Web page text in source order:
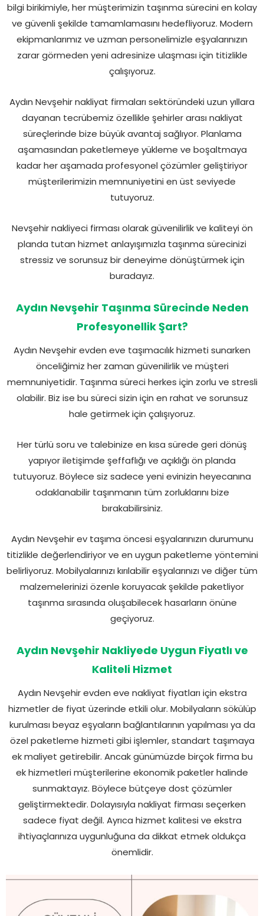
bilgi birikimiyle, her müşterimizin taşınma sürecini en kolay
ve güvenli şekilde tamamlamasını hedefliyoruz. Modern
ekipmanlarımız ve uzman personelimizle eşyalarınızın
zarar görmeden yeni adresinize ulaşması için titizlikle
çalışıyoruz.
Aydın Nevşehir nakliyat firmaları sektöründeki uzun yıllara
dayanan tecrübemiz özellikle şehirler arası nakliyat
süreçlerinde bize büyük avantaj sağlıyor. Planlama
aşamasından paketlemeye yükleme ve boşaltmaya
kadar her aşamada profesyonel çözümler geliştiriyor
müşterilerimizin memnuniyetini en üst seviyede
tutuyoruz.
Nevşehir nakliyeci firması olarak güvenilirlik ve kaliteyi ön
planda tutan hizmet anlayışımızla taşınma sürecinizi
stressiz ve sorunsuz bir deneyime dönüştürmek için
buradayız.
Aydın Nevşehir Taşınma Sürecinde Neden
Profesyonellik Şart?
Aydın Nevşehir evden eve taşımacılık hizmeti sunarken
önceliğimiz her zaman güvenilirlik ve müşteri
memnuniyetidir. Taşınma süreci herkes için zorlu ve stresli
olabilir. Biz ise bu süreci sizin için en rahat ve sorunsuz
hale getirmek için çalışıyoruz.
Her türlü soru ve talebinize en kısa sürede geri dönüş
yapıyor iletişimde şeffaflığı ve açıklığı ön planda
tutuyoruz. Böylece siz sadece yeni evinizin heyecanına
odaklanabilir taşınmanın tüm zorluklarını bize
bırakabilirsiniz.
Aydın Nevşehir ev taşıma öncesi eşyalarınızın durumunu
titizlikle değerlendiriyor ve en uygun paketleme yöntemini
belirliyoruz. Mobilyalarınızı kırılabilir eşyalarınızı ve diğer tüm
malzemelerinizi özenle koruyacak şekilde paketliyor
taşınma sırasında oluşabilecek hasarların önüne
geçiyoruz.
Aydın Nevşehir Nakliyede Uygun Fiyatlı ve
Kaliteli Hizmet
Aydın Nevşehir evden eve nakliyat fiyatları için ekstra
hizmetler de fiyat üzerinde etkili olur. Mobilyaların sökülüp
kurulması beyaz eşyaların bağlantılarının yapılması ya da
özel paketleme hizmeti gibi işlemler, standart taşımaya
ek maliyet getirebilir. Ancak günümüzde birçok firma bu
ek hizmetleri müşterilerine ekonomik paketler halinde
sunmaktayız. Böylece bütçeye dost çözümler
geliştirmektedir. Dolayısıyla nakliyat firması seçerken
sadece fiyat değil. Ayrıca hizmet kalitesi ve ekstra
ihtiyaçlarınıza uygunluğuna da dikkat etmek oldukça
önemlidir.